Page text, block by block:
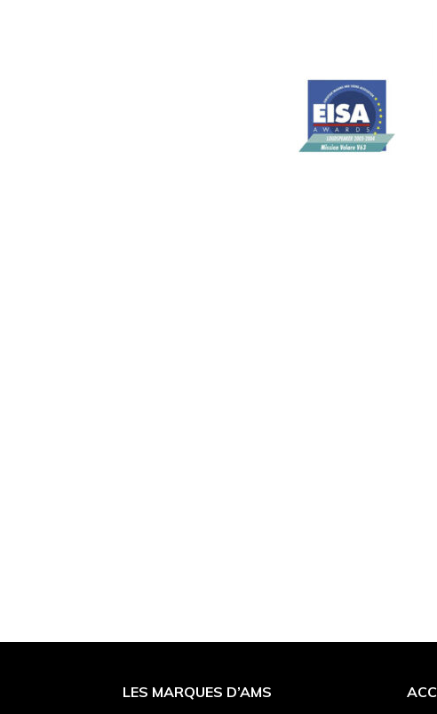
FooterLES MARQUES D’AMS